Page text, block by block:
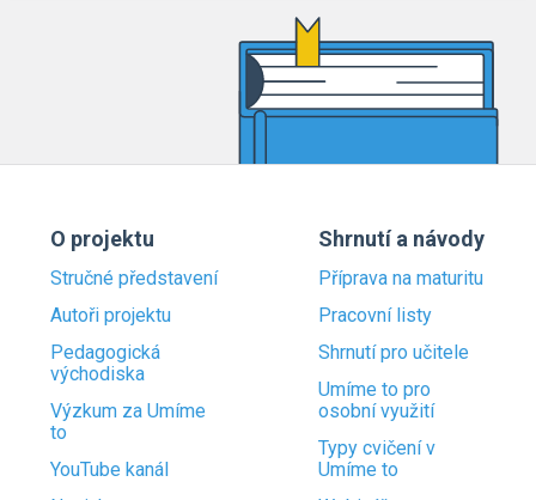
O projektu
Stručné představení
Autoři projektu
Pedagogická
východiska
Výzkum za Umíme
to
YouTube kanál
Shrnutí a návody
Příprava na maturitu
Pracovní listy
Shrnutí pro učitele
Umíme to pro
osobní využití
Typy cvičení v
Umíme to